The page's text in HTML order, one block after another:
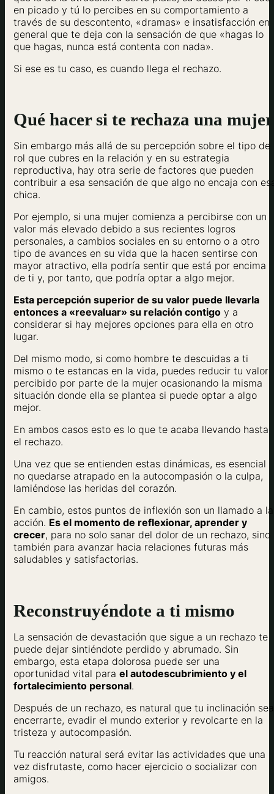
en picado y tú lo percibes en su comportamiento a
través de su descontento, «dramas» e insatisfacción en
general que te deja con la sensación de que «hagas lo
que hagas, nunca está contenta con nada».
Si ese es tu caso, es cuando llega el rechazo.
Qué hacer si te rechaza una mujer
Sin embargo más allá de su percepción sobre el tipo de
rol que cubres en la relación y en su estrategia
reproductiva, hay otra serie de factores que pueden
contribuir a esa sensación de que algo no encaja con
chica.
Por ejemplo, si una mujer comienza a percibirse con un
valor más elevado debido a sus recientes logros
personales, a cambios sociales en su entorno o a otro
tipo de avances en su vida que la hacen sentirse con
mayor atractivo, ella podría sentir que está por encima
de ti y, por tanto, que podría optar a algo mejor.
Esta percepción superior de su valor puede llevarla
entonces a «reevaluar» su relación contigo y a
considerar si hay mejores opciones para ella en otro
lugar.
Del mismo modo, si como hombre te descuidas a ti
mismo o te estancas en la vida, puedes reducir tu valor
percibido por parte de la mujer ocasionando la misma
situación donde ella se plantea si puede optar a algo
mejor.
En ambos casos esto es lo que te acaba llevando hasta
el rechazo.
Una vez que se entienden estas dinámicas, es esencial
no quedarse atrapado en la autocompasión o la culpa,
lamiéndose las heridas del corazón.
En cambio, estos puntos de inflexión son un llamado a la
acción. Es el momento de reflexionar, aprender y
crecer, para no solo sanar del dolor de un rechazo, sino
también para avanzar hacia relaciones futuras más
saludables y satisfactorias.
Reconstruyéndote a ti mismo
La sensación de devastación que sigue a un rechazo te
puede dejar sintiéndote perdido y abrumado. Sin
embargo, esta etapa dolorosa puede ser una
oportunidad vital para el autodescubrimiento y el
fortalecimiento personal.
Después de un rechazo, es natural que tu inclinación sea
encerrarte, evadir el mundo exterior y revolcarte en la
tristeza y autocompasión.
Tu reacción natural será evitar las actividades que una
vez disfrutaste, como hacer ejercicio o socializar con
amigos.